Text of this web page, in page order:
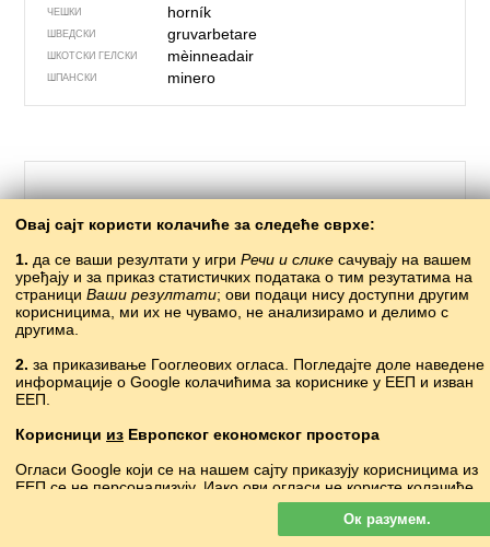
ЧЕШКИ horník
ШВЕДСКИ gruvarbetare
ШКОТСКИ ГЕЛСКИ mèinneadair
ШПАНСКИ minero
166 – кувати
АБАЗИНСКИ жвра
АВАРСКИ
АПХАСКИ
БАСКИЈСКИ janaria prestatu
БЕЛОРУСКИ варыць, гатаваць
Овај сајт користи колачиће за следеће сврхе:
1. да се ваши резултати у игри Речи и слике сачувају на вашем
уређају и за приказ статистичких података о тим резутатима на
страници Ваши резултати; ови подаци нису доступни другим
корисницима, ми их не чувамо, не анализирамо и делимо с
другима.
2. за приказивање Гооглеових огласа. Погледајте доле наведене
информације о Google колачићима за кориснике у ЕЕП и изван
ЕЕП.
Корисници из Европског економског простора
Огласи Google који се на нашем сајту приказују корисницима из
ЕЕП се не персонализују. Иако ови огласи не користе колачиће
за персонализацију огласа, користе их за омогућавање
ограничавања учесталости, збирно извештавање о огласима и
борбу против преваре и злоупотребе.
Ок разумем.